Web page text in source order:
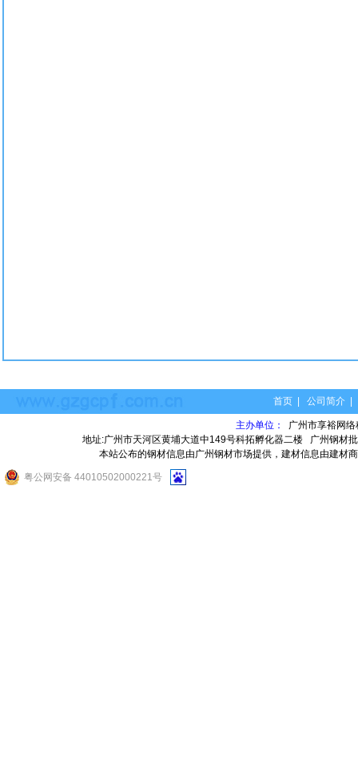
首页 公司简介
主办单位：
广州市享裕网
地址:广州市天河区黄埔大道中149号科拓孵化器二楼 广州钢材
本站公布的钢材信息由广州钢材市场提供，建材信息由建材
粤公网安备 44010502000221号